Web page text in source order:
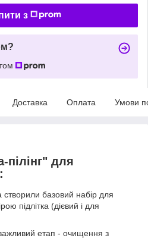
з
Доставка Оплата Умови
пілінг" для
базовий набір для
підлітка (дієвий і для
етап - очищення з